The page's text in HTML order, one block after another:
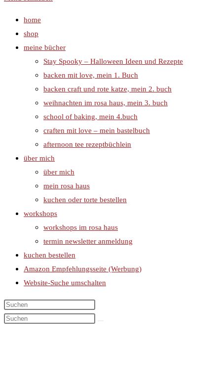
home
shop
meine bücher
Stay Spooky – Halloween Ideen und Rezepte
backen mit love, mein 1. Buch
backen craft und rote katze, mein 2. buch
weihnachten im rosa haus, mein 3. buch
school of baking, mein 4.buch
craften mit love – mein bastelbuch
afternoon tee rezeptbüchlein
über mich
über mich
mein rosa haus
kuchen oder torte bestellen
workshops
workshops im rosa haus
termin newsletter anmeldung
kuchen bestellen
Amazon Empfehlungsseite (Werbung)
Website-Suche umschalten